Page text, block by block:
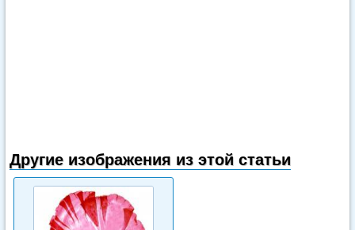
Другие изображения из этой статьи